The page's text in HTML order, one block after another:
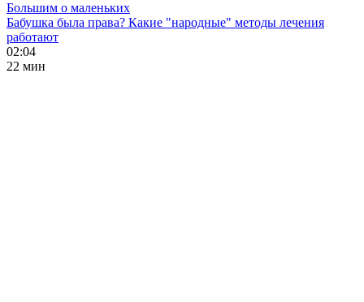
Большим о маленьких
Бабушка была права? Какие "народные" методы лечения
работают
02:04
22 мин